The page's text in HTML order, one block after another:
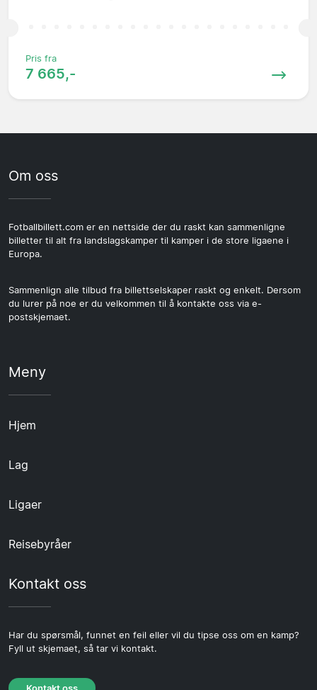
Pris fra
7 665,-
Om oss
Fotballbillett.com er en nettside der du raskt kan sammenligne
billetter til alt fra landslagskamper til kamper i de store ligaene i
Europa.
Sammenlign alle tilbud fra billettselskaper raskt og enkelt. Dersom
du lurer på noe er du velkommen til å kontakte oss via e-
postskjemaet.
Meny
Hjem
Lag
Ligaer
Reisebyråer
Kontakt oss
Har du spørsmål, funnet en feil eller vil du tipse oss om en kamp?
Fyll ut skjemaet, så tar vi kontakt.